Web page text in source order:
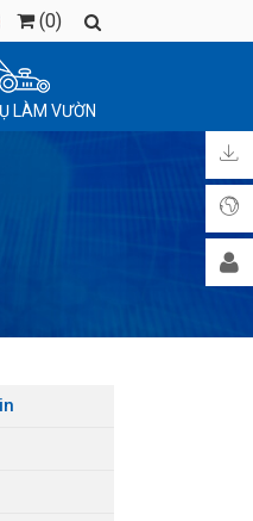
(0)
LÀM VƯỜN